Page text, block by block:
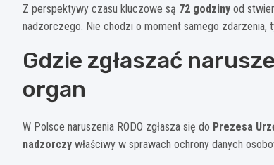
Z perspektywy czasu kluczowe są 72 godziny od
nadzorczego. Nie chodzi o moment samego zdarzenia,
Gdzie zgłaszać
organ
W Polsce naruszenia RODO zgłasza się do Prezesa
nadzorczy właściwy w sprawach ochrony danych